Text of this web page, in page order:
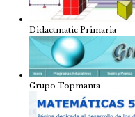
Didactmatic Primaria
Grupo Topmanta